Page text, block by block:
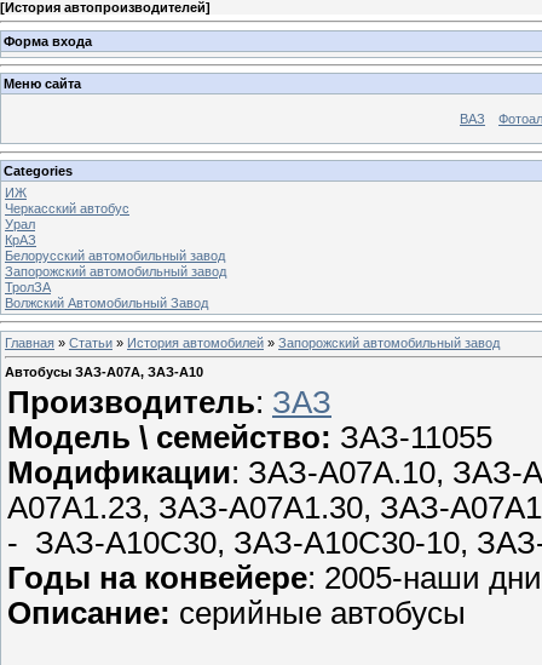
[История автопроизводителей]
Форма входа
Меню сайта
ВАЗ
Categories
ИЖ
Черкасский автобус
Урал
КрАЗ
Белорусский автомобильный завод
Запорожский автомобильный завод
ТролЗА
Волжский Автомобильный Завод
Главная » Статьи » История автомобилей » Запорожский автомобильный завод
Автобусы ЗАЗ-А07А, ЗАЗ-А10
Производитель: ЗАЗ
Модель \ семейство: ЗАЗ-11055
Модификации: ЗАЗ-А07А.10, ЗАЗ-
А07А1.23, ЗАЗ-А07А1.30, ЗАЗ-
- ЗАЗ-A10C30, ЗАЗ-A10C30-10,
Годы на конвейере: 2005-наши
Описание: серийные автобусы